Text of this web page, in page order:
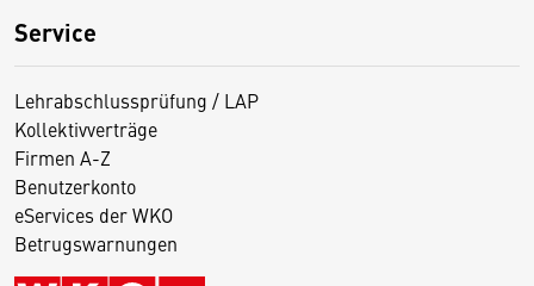
Service
Lehrabschlussprüfung / LAP
Kollektivverträge
Firmen A-Z
Benutzerkonto
eServices der WKO
Betrugswarnungen